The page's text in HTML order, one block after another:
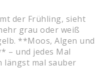
der Frühling, sieht
grau oder weiß
**Moos, Algen und
– und jedes Mal
längst mal sauber